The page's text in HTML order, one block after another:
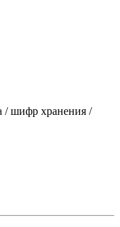
/ шифр хранения /